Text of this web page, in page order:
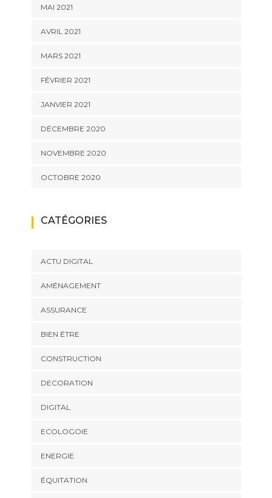
MAI 2021
AVRIL 2021
MARS 2021
FÉVRIER 2021
JANVIER 2021
DÉCEMBRE 2020
NOVEMBRE 2020
OCTOBRE 2020
CATÉGORIES
ACTU DIGITAL
AMÉNAGEMENT
ASSURANCE
BIEN ÉTRE
CONSTRUCTION
DECORATION
DIGITAL
ECOLOGOIE
ENERGIE
ÉQUITATION